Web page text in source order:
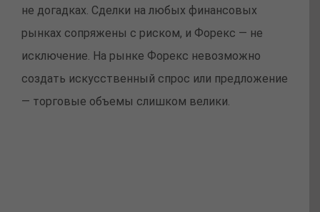
не догадках. Сделки на любых финансовых
рынках сопряжены с риском, и Форекс — не
исключение. На рынке Форекс невозможно
создать искусственный спрос или предложение
— торговые объемы слишком велики.